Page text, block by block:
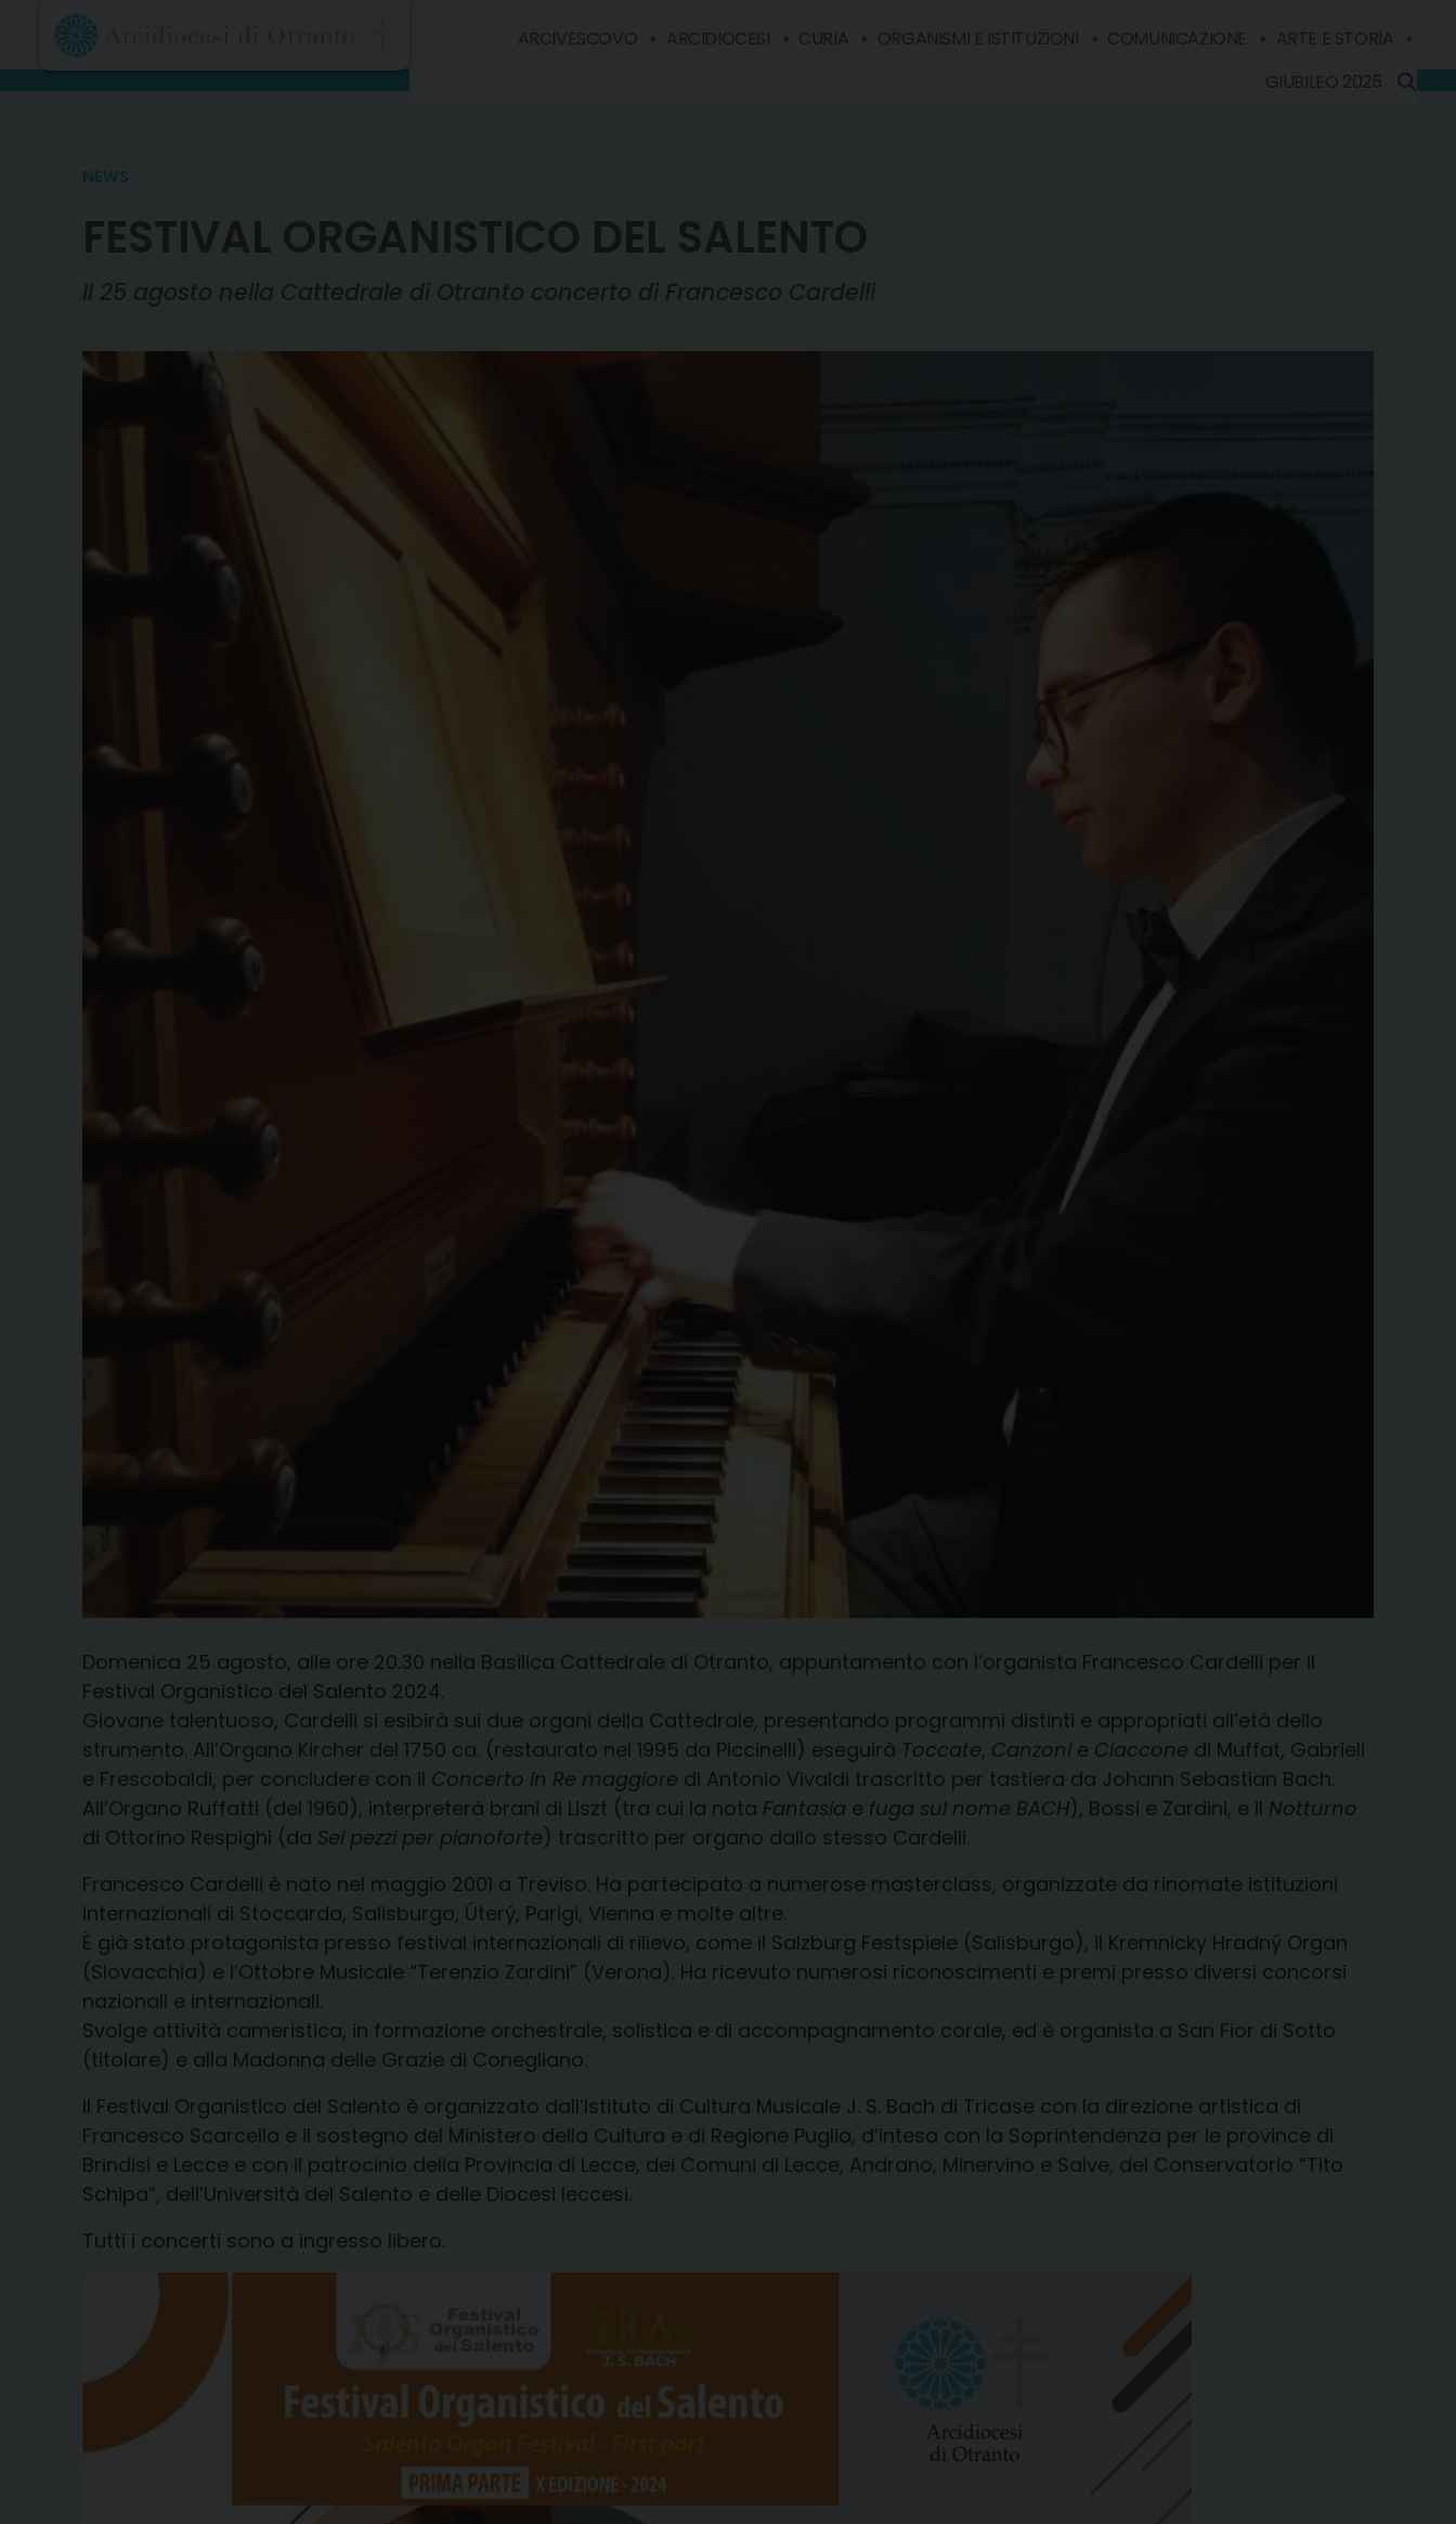
content
ARCIVESCOVO ARCIDIOCESI CURIA ORGANISMI E ISTITUZIONI COMUNICAZIONE
ARTE E STORIA
GIUBILEO 2025
NEWS
FESTIVAL ORGANISTICO DEL SALENTO
Il 25 agosto nella Cattedrale di Otranto concerto di Francesco Cardelli
Domenica 25 agosto, alle ore 20.30 nella Basilica Cattedrale di Otranto, appuntamento con l’organista Francesco Cardelli per il
Festival Organistico del Salento 2024.
Giovane talentuoso, Cardelli si esibirà sui due organi della Cattedrale, presentando programmi distinti e appropriati all’età dello
strumento. All’Organo Kircher del 1750 ca. (restaurato nel 1995 da Piccinelli) eseguirà Toccate, Canzoni e Ciaccone di Muffat, Gabrieli
e Frescobaldi, per concludere con il Concerto in Re maggiore di Antonio Vivaldi trascritto per tastiera da Johann Sebastian Bach.
All’Organo Ruffatti (del 1960), interpreterà brani di Liszt (tra cui la nota Fantasia e fuga sul nome BACH), Bossi e Zardini, e il Notturno
di Ottorino Respighi (da Sei pezzi per pianoforte) trascritto per organo dallo stesso Cardelli.
Francesco Cardelli è nato nel maggio 2001 a Treviso. Ha partecipato a numerose masterclass, organizzate da rinomate istituzioni
internazionali di Stoccarda, Salisburgo, Úterý, Parigi, Vienna e molte altre.
È già stato protagonista presso festival internazionali di rilievo, come il Salzburg Festspiele (Salisburgo), il Kremnicky Hradný Organ
(Slovacchia) e l’Ottobre Musicale “Terenzio Zardini” (Verona). Ha ricevuto numerosi riconoscimenti e premi presso diversi concorsi
nazionali e internazionali.
Svolge attività cameristica, in formazione orchestrale, solistica e di accompagnamento corale, ed è organista a San Fior di Sotto
(titolare) e alla Madonna delle Grazie di Conegliano.
Il Festival Organistico del Salento è organizzato dall’Istituto di Cultura Musicale J. S. Bach di Tricase con la direzione artistica di
Francesco Scarcella e il sostegno del Ministero della Cultura e di Regione Puglia, d’intesa con la Soprintendenza per le province di
Brindisi e Lecce e con il patrocinio della Provincia di Lecce, dei Comuni di Lecce, Andrano, Minervino e Salve, del Conservatorio “Tito
Schipa”, dell’Università del Salento e delle Diocesi leccesi.
Tutti i concerti sono a ingresso libero.